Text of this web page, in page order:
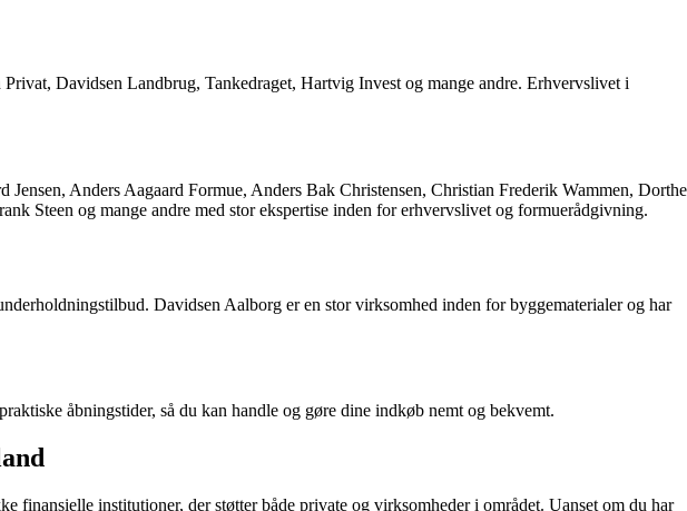
Davidsen Landbrug, Tankedraget, Hartvig Invest og mange andre. Erhvervslivet i
Anders Aagaard Formue, Anders Bak Christensen, Christian Frederik Wammen, Dorthe
Steen og mange andre med stor ekspertise inden for erhvervslivet og formuerådgivning.
Davidsen Aalborg er en stor virksomhed inden for byggematerialer og har
åbningstider, så du kan handle og gøre dine indkøb nemt og bekvemt.
institutioner, der støtter både private og virksomheder i området. Uanset om du har